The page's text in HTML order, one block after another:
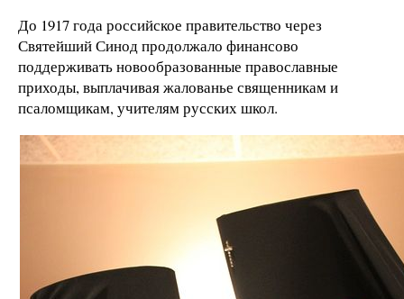
До 1917 года российское правительство через
Святейший Синод продолжало финансово
поддерживать новообразованные православные
приходы, выплачивая жалованье священникам и
псаломщикам, учителям русских школ.